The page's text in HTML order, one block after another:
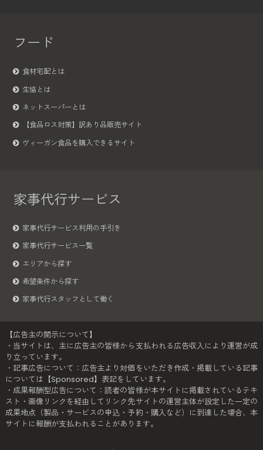
フード
食材宅配とは
生協とは
ネットスーパーとは
【食品ロス対策】訳あり品販売サイト
ヴィーガン食品を購入できるサイト
家事代行サービス
家事代行サービス利用の手引き
家事代行サービス一覧
エリアから探す
希望条件から探す
家事代行スタッフとして働く
【広告主の開示について】
・当サイトは、主に広告主の皆様から支払われる広告収入により運営が成
り立っています。
・記事広告について：広告主より対価をいただき作成・掲載している記事
については【Sponsored】表記をしています。
・成果報酬型広告について：読者の皆様が本サイトに掲載されているテキ
スト・画像リンクを経由してリンク先サイトの運営主体が設定した一定の
成果地点（製品・サービスの申込・予約・購入など）に到達した場合、本
サイトに報酬が支払われることがあります。